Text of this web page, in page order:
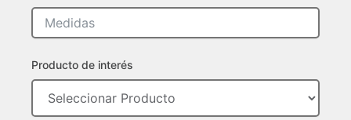
Producto de interés